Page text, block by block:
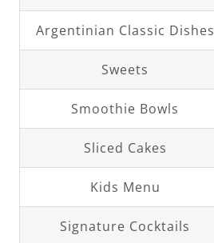
Argentinian Classic Dishes
Sweets
Smoothie Bowls
Sliced Cakes
Kids Menu
Signature Cocktails